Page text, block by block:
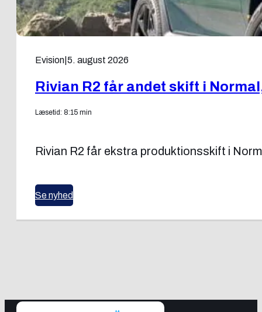
Evision 5. august 2026
Rivian R2 får andet skift i
Læsetid: 8:15 min
Rivian R2 får ekstra produktionsskift i
Se nyhed